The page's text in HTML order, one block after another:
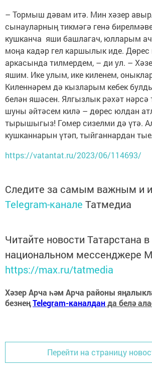
– Тормыш дәвам итә. Мин хәзер
сынауларның тикмәгә генә
кушканча яши башлагач, юлларым
моңа кадәр гел каршылык иде.
аркасында тилмердем, – ди ул. –
яшим. Ике улым, ике киленем,
Киленнәрем дә кызларым кебек
белән яшәсен. Ялгызлык рәхәт нәрсә
шуны әйтәсем килә – дөрес юлдан
тырышыгыз! Гомер сизелми дә үтә.
кушканнарын үтәп, тыйганнардан
https://vatantat.ru/2023/06/114693/
Следите за самым важным и
Telegram-канале Татмедиа
Читайте новости Татарстана в
национальном мессенджере
https://max.ru/tatmedia
Хәзер Арча һәм Арча районы
безнеңTelegram-каналданда белә
Перейти на страницу